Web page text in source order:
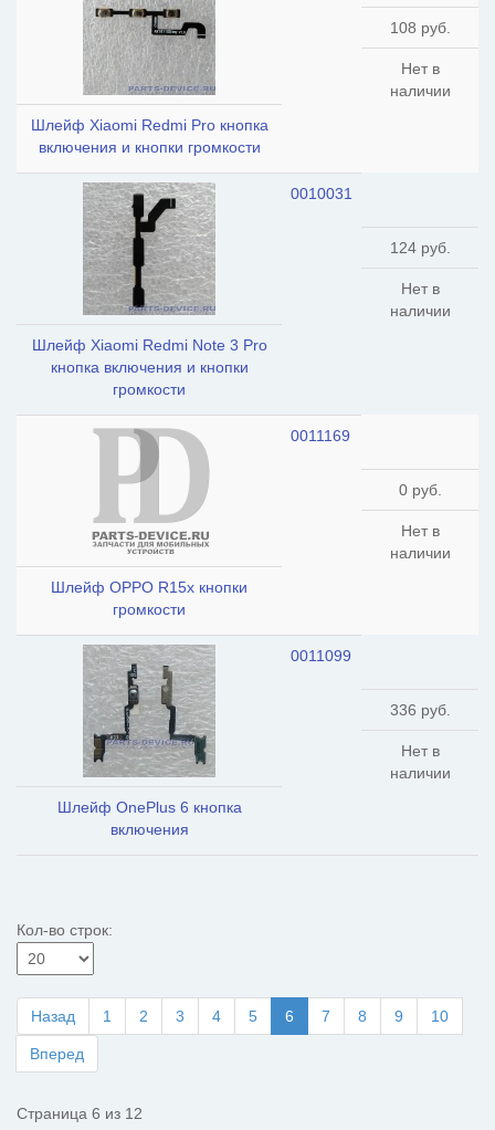
Шлейф Xiaomi Redmi Pro кнопка
включения и кнопки громкости
108 руб.
Нет в
наличии
Шлейф Xiaomi Redmi Note 3 Pro
кнопка включения и кнопки
громкости
0010031
124 руб.
Нет в
наличии
Шлейф OPPO R15x кнопки
громкости
0011169
0 руб.
Нет в
наличии
Шлейф OnePlus 6 кнопка
включения
0011099
336 руб.
Нет в
наличии
Кол-во строк:
Назад 1 2 3 4 5 6 7 8 9 10
Вперед
Страница 6 из 12